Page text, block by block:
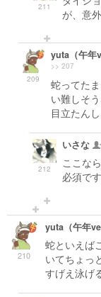
211
が、意
209
yuta（午年
>> 207
蛇ってた
い難しそ
目立たんし
212
いさな
ここな
必須です
210
yuta（午年
蛇といえば
いてちょっ
すげえ泳げ